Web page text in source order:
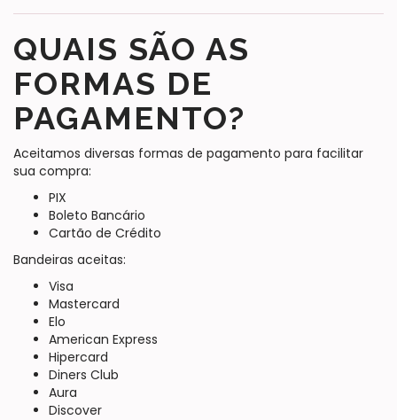
QUAIS SÃO AS
FORMAS DE
PAGAMENTO?
Aceitamos diversas formas de pagamento para facilitar
sua compra:
PIX
Boleto Bancário
Cartão de Crédito
Bandeiras aceitas:
Visa
Mastercard
Elo
American Express
Hipercard
Diners Club
Aura
Discover